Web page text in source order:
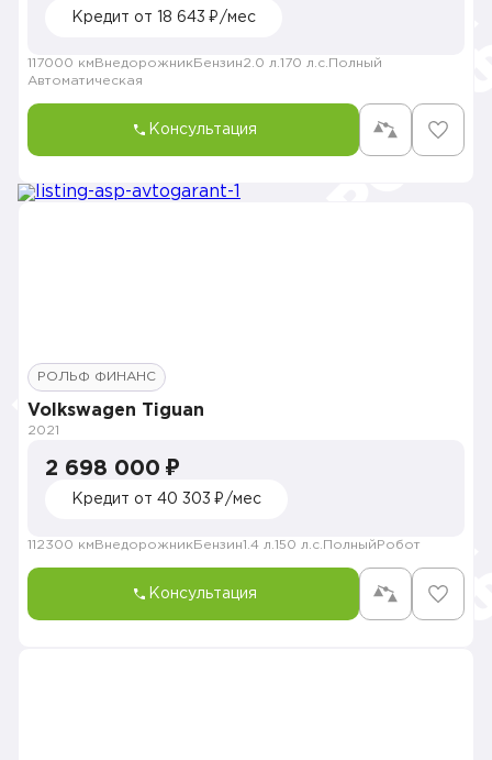
Кредит от 18 643 ₽/мес
117000 км Внедорожник Бензин2.0 л. 170 л.с. Полный
Автоматическая
Консультация
РОЛЬФ ФИНАНС
Volkswagen Tiguan
2021
2 698 000 ₽
Кредит от 40 303 ₽/мес
112300 км Внедорожник Бензин1.4 л. 150 л.с. Полный Робот
Консультация